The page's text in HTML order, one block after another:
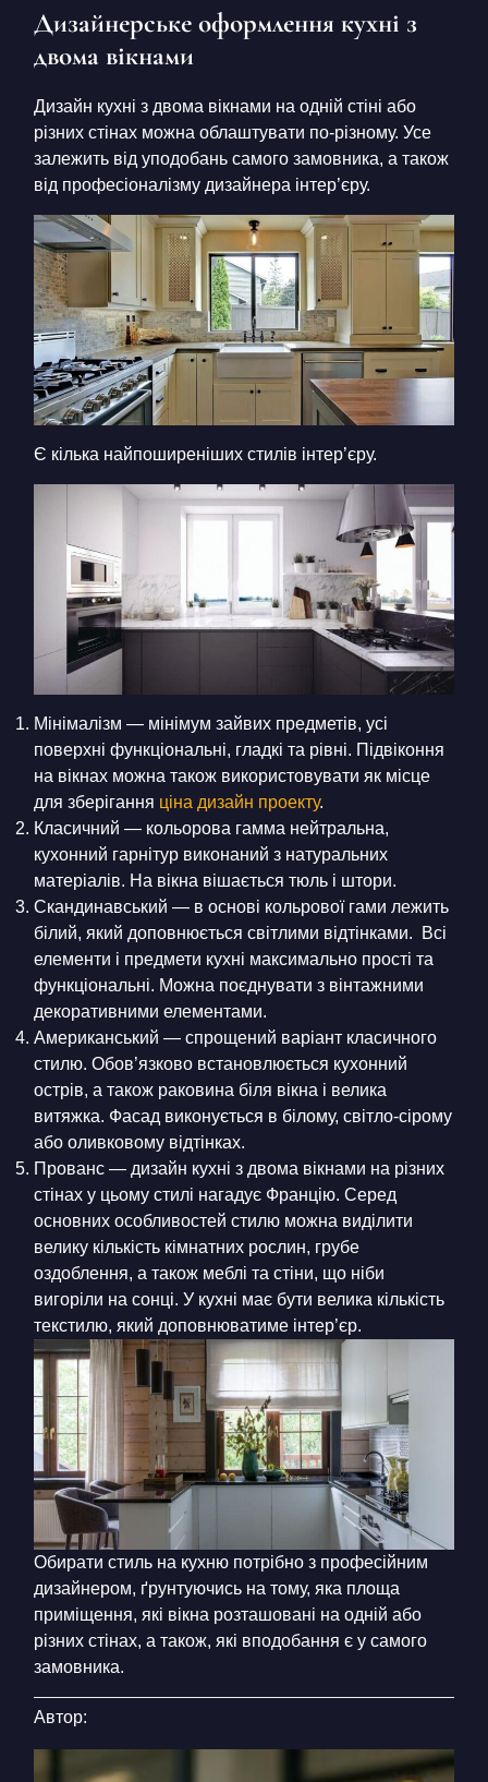
Дизайнерське оформлення кухні з
двома вікнами
Дизайн кухні з двома вікнами на одній стіні або
різних стінах можна облаштувати по-різному. Усе
залежить від уподобань самого замовника, а також
від професіоналізму дизайнера інтер’єру.
Є кілька найпоширеніших стилів інтер’єру.
Мінімалізм — мінімум зайвих предметів, усі
поверхні функціональні, гладкі та рівні. Підвіконня
на вікнах можна також використовувати як місце
для зберігання ціна дизайн проекту.
Класичний — кольорова гамма нейтральна,
кухонний гарнітур виконаний з натуральних
матеріалів. На вікна вішається тюль і штори.
Скандинавський — в основі кольрової гами лежить
білий, який доповнюється світлими відтінками. Всі
елементи і предмети кухні максимально прості та
функціональні. Можна поєднувати з вінтажними
декоративними елементами.
Американський — спрощений варіант класичного
стилю. Обов’язково встановлюється кухонний
острів, а також раковина біля вікна і велика
витяжка. Фасад виконується в білому, світло-сірому
або оливковому відтінках.
Прованс — дизайн кухні з двома вікнами на різних
стінах у цьому стилі нагадує Францію. Серед
основних особливостей стилю можна виділити
велику кількість кімнатних рослин, грубе
оздоблення, а також меблі та стіни, що ніби
вигоріли на сонці. У кухні має бути велика кількість
текстилю, який доповнюватиме інтер’єр.
Обирати стиль на кухню потрібно з професійним
дизайнером, ґрунтуючись на тому, яка площа
приміщення, які вікна розташовані на одній або
різних стінах, а також, які вподобання є у самого
замовника.
Автор: